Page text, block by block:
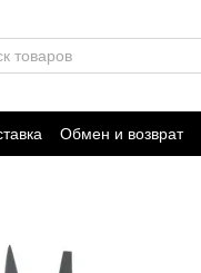
Обмен и возврат
оферты